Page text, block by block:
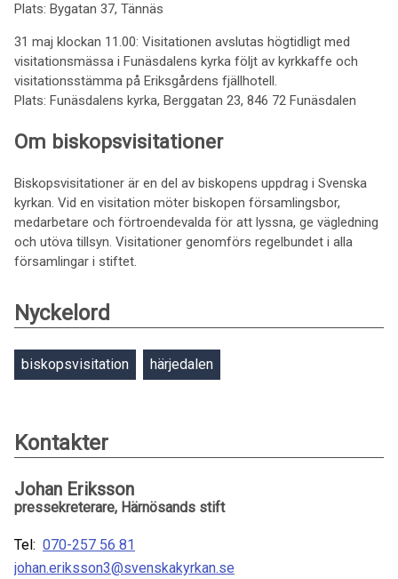
Plats: Bygatan 37, Tännäs
31 maj klockan 11.00: Visitationen avslutas högtidligt med
visitationsmässa i Funäsdalens kyrka följt av kyrkkaffe och
visitationsstämma på Eriksgårdens fjällhotell.
Plats: Funäsdalens kyrka, Berggatan 23, 846 72 Funäsdalen
Om biskopsvisitationer
Biskopsvisitationer är en del av biskopens uppdrag i Svenska
kyrkan. Vid en visitation möter biskopen församlingsbor,
medarbetare och förtroendevalda för att lyssna, ge vägledning
och utöva tillsyn. Visitationer genomförs regelbundet i alla
församlingar i stiftet.
Nyckelord
biskopsvisitation härjedalen
Kontakter
Johan Eriksson
pressekreterare, Härnösands stift
Tel: 070-257 56 81
johan.eriksson3@svenskakyrkan.se